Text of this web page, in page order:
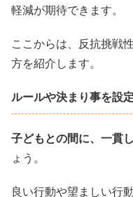
軽減が期待できます。
ここからは、反抗挑戦
方を紹介します。
ルールや決まり事を設
子どもとの間に、一貫
ょう。
良い行動や望ましい行